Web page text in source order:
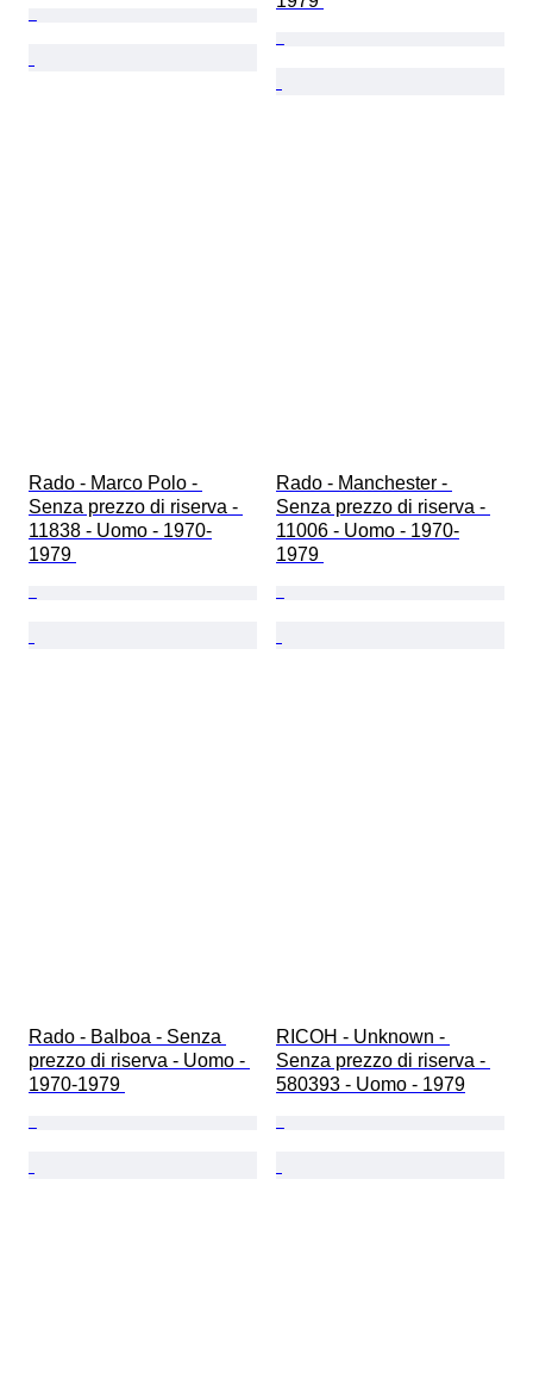
Rado - Marco Polo -
Senza prezzo di riserva -
11838 - Uomo - 1970-
1979
Rado - Manchester -
Senza prezzo di riserva -
11006 - Uomo - 1970-
1979
Rado - Balboa - Senza
prezzo di riserva - Uomo -
1970-1979
RICOH - Unknown -
Senza prezzo di riserva -
580393 - Uomo - 1979